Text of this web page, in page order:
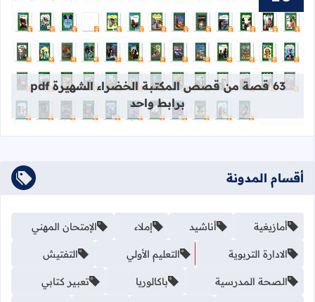
قراءة المزيد عن 63 قصة من قصص المكتبة الخضراء الشهيرة pdf برابط واحد
63 قصة من قصص المكتبة الخضراء الشهيرة pdf
برابط واحد
أقسام المدونة
أمازيغية أناشيد إملاء الإمتحان المهني
الادارة التربوية التعليم الأولي التفتيش
الصحة المدرسية باكالوريا تعبير كتابي